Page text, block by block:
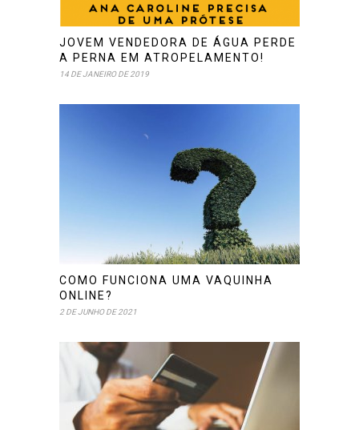
JOVEM VENDEDORA DE ÁGUA PERDE
A PERNA EM ATROPELAMENTO!
14 DE JANEIRO DE 2019
COMO FUNCIONA UMA VAQUINHA
ONLINE?
2 DE JUNHO DE 2021